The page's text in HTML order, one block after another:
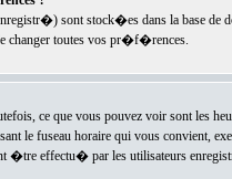
sont stock�es dans la base de
changer toutes vos pr�f�rences.
ce que vous pouvez voir sont
le fuseau horaire qui vous convient,
�tre effectu� par les utilisateurs